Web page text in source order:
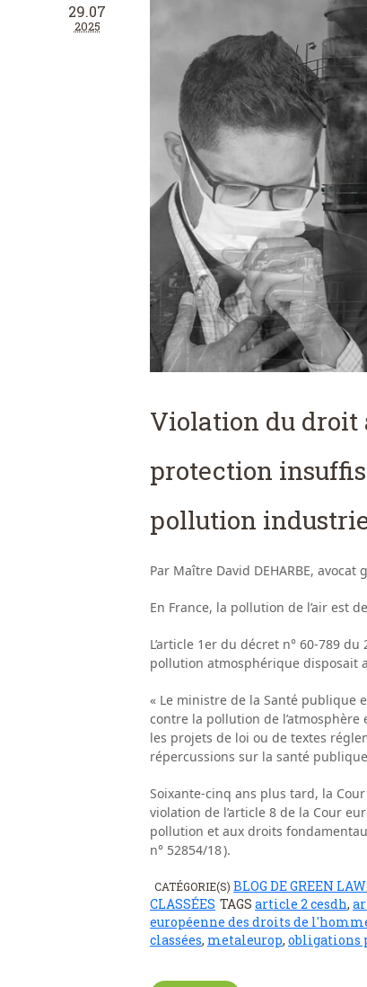
29.07
2025
Violation du droit
protection
pollution
Par Maître David DEHARBE,
En France, la pollution de l’air est
L’article 1er du décret n° 60-789
pollution atmosphérique disposait
« Le ministre de la Santé publique
contre la pollution de
les projets de loi ou de textes
répercussions sur la santé
Soixante-cinq ans plus tard, la
violation de l’article 8 de la Cour
pollution et aux droits
n° 52854/18 ).
CATÉGORIE(S) BLOG DE GREEN LAW,
CLASSÉES TAGS article 2 cesdh,
européenne des droits de
classées, metaleurop, obligations